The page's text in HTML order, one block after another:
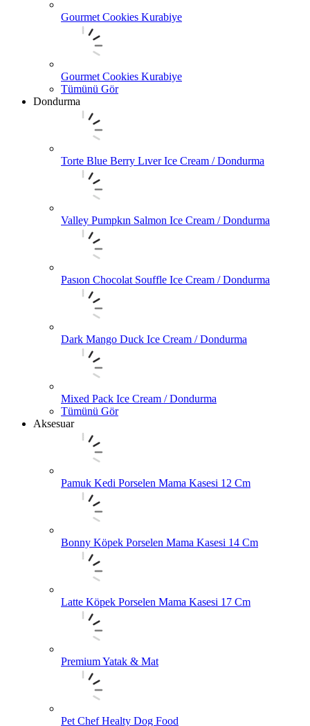
Gourmet Cookies Kurabiye
Gourmet Cookies Kurabiye
Tümünü Gör
Dondurma
Torte Blue Berry Lıver Ice Cream / Dondurma
Valley Pumpkın Salmon Ice Cream / Dondurma
Pasıon Chocolat Souffle Ice Cream / Dondurma
Dark Mango Duck Ice Cream / Dondurma
Mixed Pack Ice Cream / Dondurma
Tümünü Gör
Aksesuar
Pamuk Kedi Porselen Mama Kasesi 12 Cm
Bonny Köpek Porselen Mama Kasesi 14 Cm
Latte Köpek Porselen Mama Kasesi 17 Cm
Premium Yatak & Mat
Pet Chef Healty Dog Food